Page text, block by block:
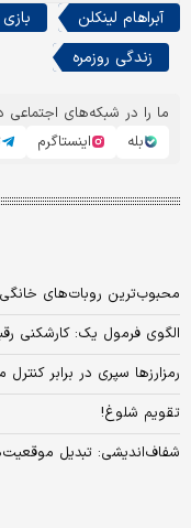
آبراهام لینکلن بازی
زندگی روزمره
ما را در شبکه‌های اجتماعی
بله
اینستاگرم
محبوب‌ترین روبات‌های خانگی
الگوی فرمول یک: کارشکنی
رمزارزها سپری در برابر کنترل
تقویم شلوغ!
شفاف‌اندیشی: تبدیل